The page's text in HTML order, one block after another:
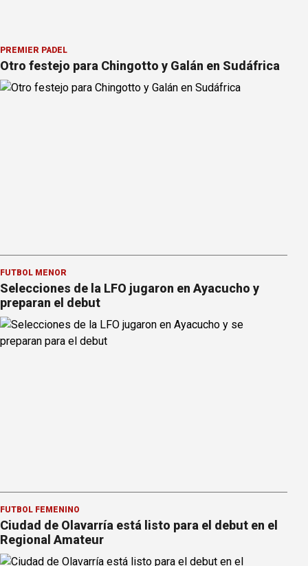
PREMIER PÁDEL
Otro festejo para Chingotto y Galán en Sudáfrica
FÚTBOL MENOR
Selecciones de la LFO jugaron en Ayacucho y
preparan el debut
FÚTBOL FEMENINO
Ciudad de Olavarría está listo para el debut en el
Regional Amateur